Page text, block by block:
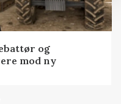
og
mod ny